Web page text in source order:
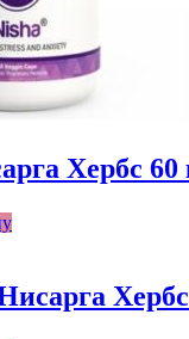
Хербс 60